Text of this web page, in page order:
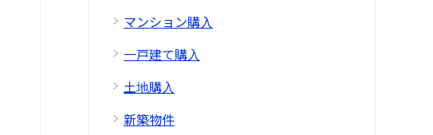
マンション購入
一戸建て購入
土地購入
新築物件